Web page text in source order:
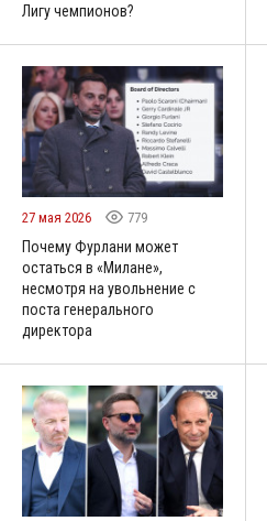
Лигу чемпионов?
27 мая 2026 779
Почему Фурлани может
остаться в «Милане»,
несмотря на увольнение с
поста генерального
директора